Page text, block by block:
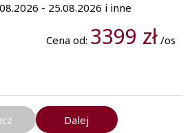
- 25.08.2026 i inne
Cena od: 3399 zł/os
Dalej